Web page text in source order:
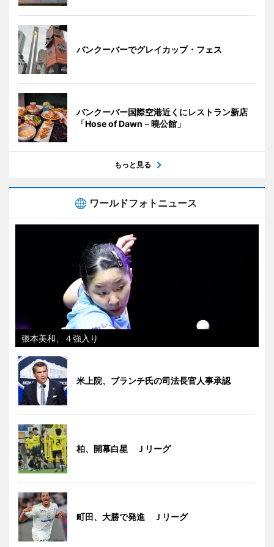
バンクーバーでグレイカップ・フェス
バンクーバー国際空港近くにレストラン新店
「Hose of Dawn－曉公館」
もっと見る
ワールドフォトニュース
張本美和、４強入り
米上院、ブランチ氏の司法長官人事承認
柏、開幕白星 Ｊリーグ
町田、大勝で発進 Ｊリーグ